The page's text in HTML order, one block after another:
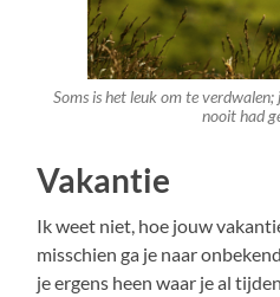
Soms is het leuk om te
nooit had
Vakantie
Ik weet niet, hoe jouw
misschien ga je naar
je ergens heen waar je al